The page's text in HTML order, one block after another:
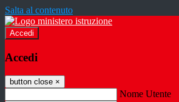
Salta al contenuto
Accedi
Accedi
button close ×
Nome Utente